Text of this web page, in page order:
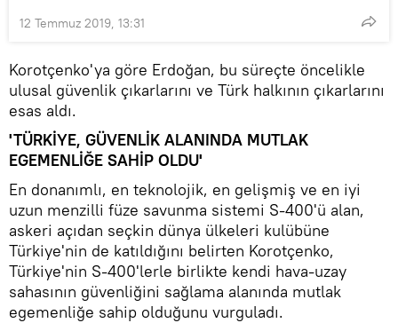
12 Temmuz 2019, 13:31
Korotçenko'ya göre Erdoğan, bu süreçte öncelikle
ulusal güvenlik çıkarlarını ve Türk halkının çıkarlarını
esas aldı.
'TÜRKİYE, GÜVENLİK ALANINDA MUTLAK
EGEMENLİĞE SAHİP OLDU'
En donanımlı, en teknolojik, en gelişmiş ve en iyi
uzun menzilli füze savunma sistemi S-400'ü alan,
askeri açıdan seçkin dünya ülkeleri kulübüne
Türkiye'nin de katıldığını belirten Korotçenko,
Türkiye'nin S-400'lerle birlikte kendi hava-uzay
sahasının güvenliğini sağlama alanında mutlak
egemenliğe sahip olduğunu vurguladı.